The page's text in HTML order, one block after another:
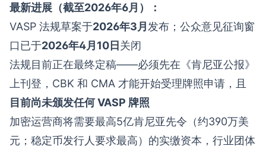
最新进展（截至2026年6月）：
VASP 法规草案于2026年3月 发布；公众意见征询窗
口已于2026年4月10日 关闭
法规目前正在最终定稿——必须先在《肯尼亚公报》
上刊登，CBK 和 CMA 才能开始受理牌照申请，且
目前尚未颁发任何 VASP 牌照
加密运营商将需要最高5亿肯尼亚先令（约390万美
元；稳定币发行人要求最高）的实缴资本，行业团体